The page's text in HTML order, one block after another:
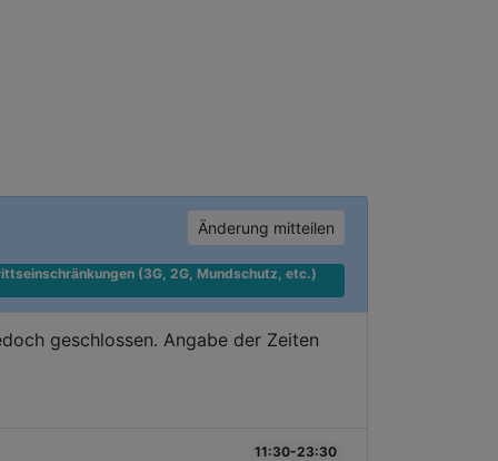
Änderung mitteilen
(3G, 2G, Mundschutz, etc.)
geschlossen. Angabe der Zeiten
11:30-23:30